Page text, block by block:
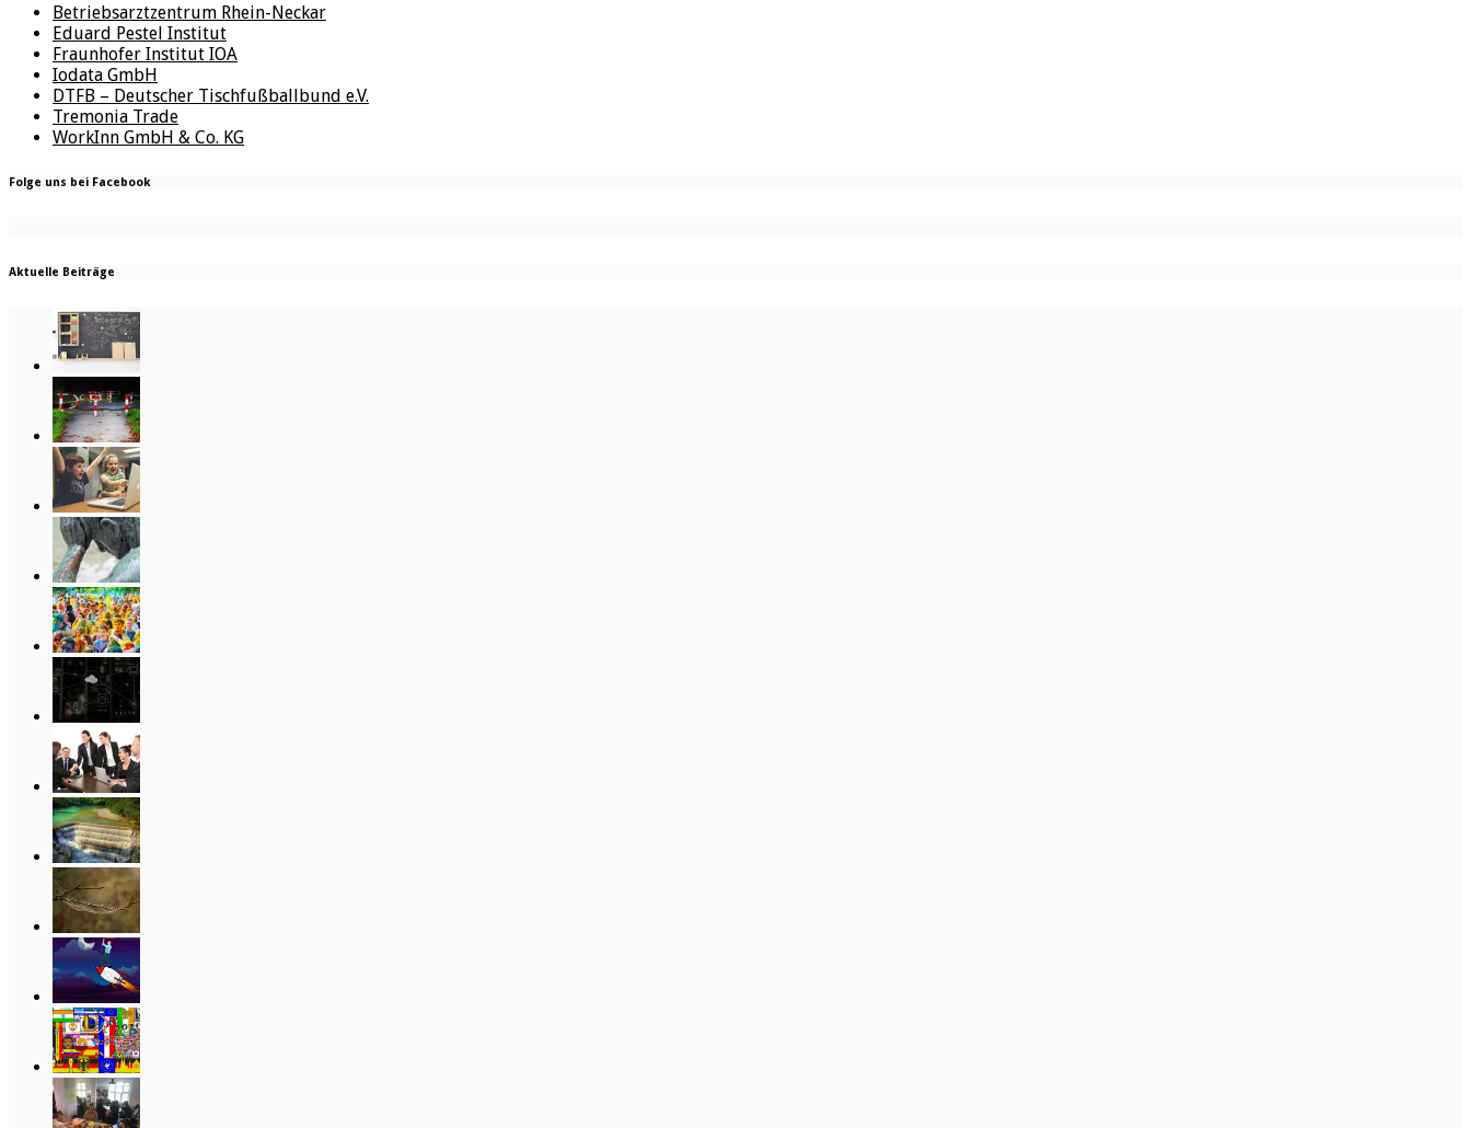
Betriebsarztzentrum Rhein-Neckar
Eduard Pestel Institut
Fraunhofer Institut IOA
Iodata GmbH
DTFB – Deutscher Tischfußballbund e.V.
Tremonia Trade
WorkInn GmbH & Co. KG
Folge uns bei Facebook
Aktuelle Beiträge